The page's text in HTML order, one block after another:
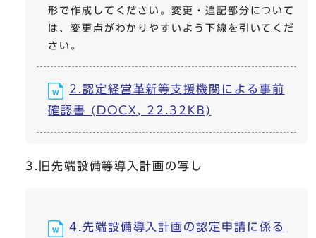
形で作成してください。変更・追記部分について
は、変更点がわかりやすいよう下線を引いてくだ
さい。
2.認定経営革新等支援機関による事前
確認書 (DOCX, 22.32KB)
3.旧先端設備等導入計画の写し
4.先端設備導入計画の認定申請に係る